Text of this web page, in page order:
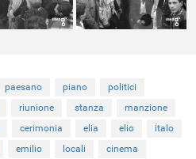
paesano piano
politici
riunione stanza
manzione
cerimonia elia elio
italo
emilio locali
cinema